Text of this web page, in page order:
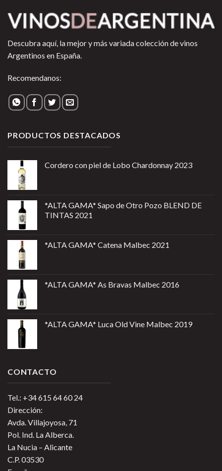
Descubra aquí, la mejor y más variada colección de vinos
Argentinos en España.
Recomendanos:
PRODUCTOS DESTACADOS
Cordero con piel de Lobo Chardonnay 2023
*ALTA GAMA* Sapo de Otro Pozo BLEND DE
TINTAS 2021
*ALTA GAMA* Catena Malbec 2021
*ALTA GAMA* As Bravas Malbec 2016
*ALTA GAMA* Luca Old Vine Malbec 2019
CONTACTO
Tel.: +34 615 64 60 24
Dirección:
Avda. Villajoyosa, 71
Pol. Ind. La Alberca.
La Nucia – Alicante
C.P. 03530